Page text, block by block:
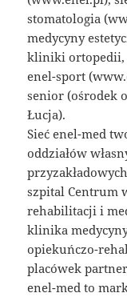
stomatologia
medycyny
kliniki ortopedii,
enel-sport
senior (ośrodek
Łucja).
Sieć enel-med
oddziałów
szpital Centrum
rehabilitacji i
klinika
opiekuńczo-
placówek
enel-med to